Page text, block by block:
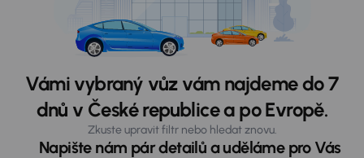
Vámi vybraný vůz vám najdeme do 7
dnů v České republice a po Evropě.
Zkuste upravit filtr nebo hledat znovu.
Napište nám pár detailů a uděláme pro Vás